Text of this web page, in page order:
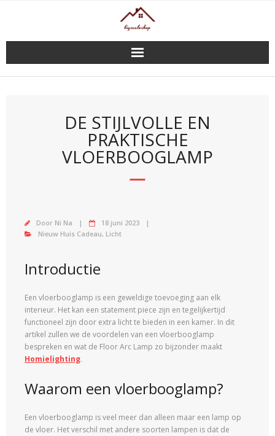
DE STIJLVOLLE EN
PRAKTISCHE
VLOERBOOGLAMP
Door Ni Na
18 juni 2023
Nieuw Huis Cadeau, Licht
Introductie
Een vloerbooglamp is een geweldige toevoeging aan elk
interieur. Het kan een statement piece zijn en tegelijkertijd
functioneel zijn door extra licht te bieden in een kamer. In dit
artikel zullen we de voordelen van een vloerbooglamp
bespreken en wat de Floor Arc Lamp zo bijzonder maakt
Homielighting.
Waarom een vloerbooglamp?
Een vloerbooglamp is veel meer dan alleen maar een lamp op
de vloer. Het verschil met andere soorten lampen is dat de